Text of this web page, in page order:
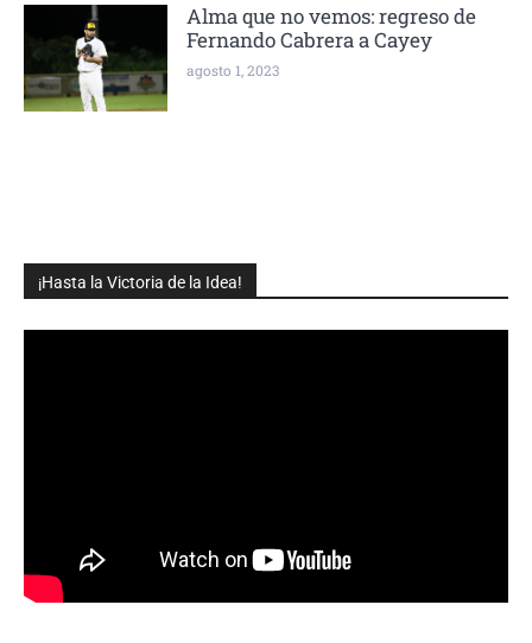
¡Hasta la Victoria de la Idea!
Alma que no vemos: regreso de
Fernando Cabrera a Cayey
agosto 1, 2023